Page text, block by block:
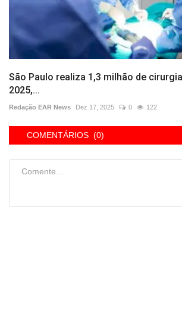
São Paulo realiza 1,3 milhão de
2025,...
Redação EAR News Dez 17, 2025 0 122
COMENTÁRIOS (0)